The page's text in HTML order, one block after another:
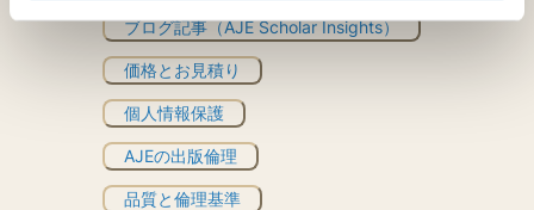
ブログ記事（AJE Scholar Insights）
価格とお見積り
個人情報保護
AJEの出版倫理
品質と倫理基準